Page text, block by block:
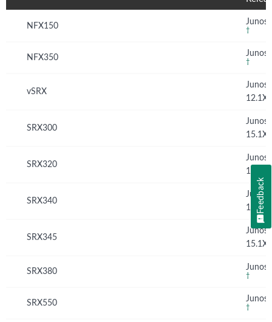
NFX150 Junos
†
NFX350 Junos
†
vSRX
Junos
SRX300
Junos
SRX320
Junos
SRX340
Junos
SRX345
Junos
SRX380 Junos
†
SRX550 Junos
†
Feedback